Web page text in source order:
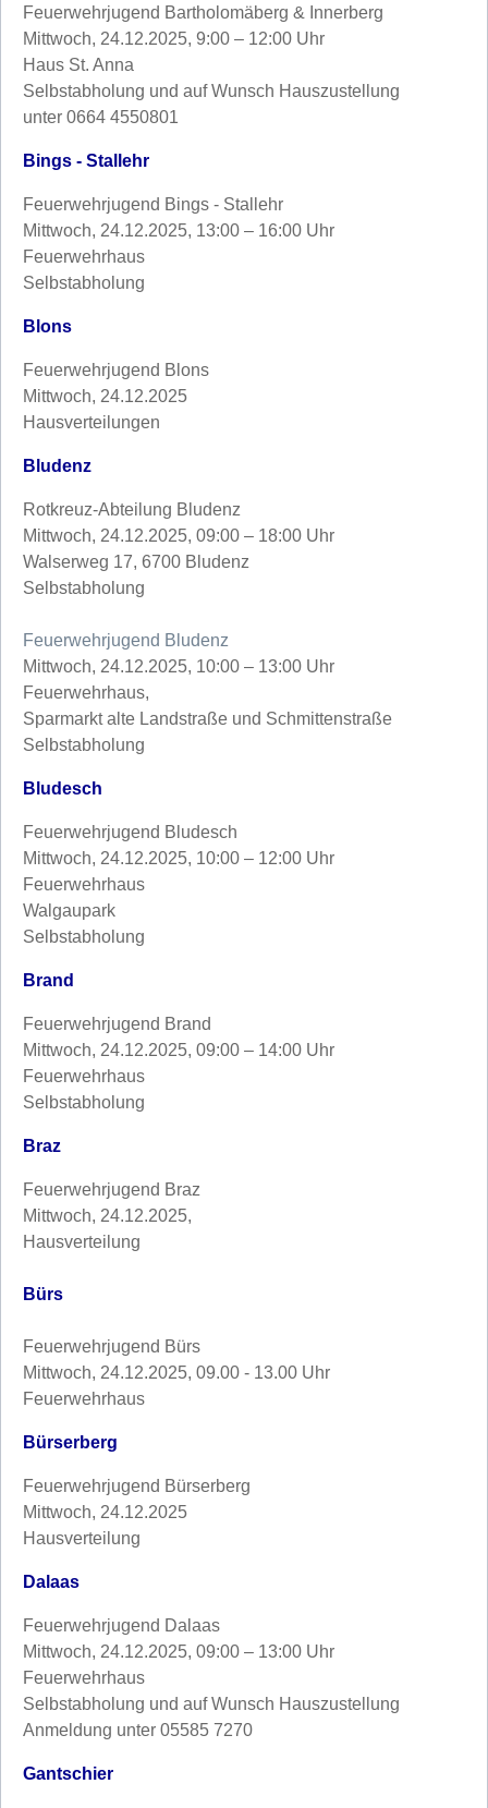
Feuerwehrjugend Bartholomäberg & Innerberg
Mittwoch, 24.12.2025, 9:00 – 12:00 Uhr
Haus St. Anna
Selbstabholung und auf Wunsch Hauszustellung
unter 0664 4550801
Bings - Stallehr
Feuerwehrjugend Bings - Stallehr
Mittwoch, 24.12.2025, 13:00 – 16:00 Uhr
Feuerwehrhaus
Selbstabholung
Blons
Feuerwehrjugend Blons
Mittwoch, 24.12.2025
Hausverteilungen
Bludenz
Rotkreuz-Abteilung Bludenz
Mittwoch, 24.12.2025, 09:00 – 18:00 Uhr
Walserweg 17, 6700 Bludenz
Selbstabholung
Feuerwehrjugend Bludenz
Mittwoch, 24.12.2025, 10:00 – 13:00 Uhr
Feuerwehrhaus,
Sparmarkt alte Landstraße und Schmittenstraße
Selbstabholung
Bludesch
Feuerwehrjugend Bludesch
Mittwoch, 24.12.2025, 10:00 – 12:00 Uhr
Feuerwehrhaus
Walgaupark
Selbstabholung
Brand
Feuerwehrjugend Brand
Mittwoch, 24.12.2025, 09:00 – 14:00 Uhr
Feuerwehrhaus
Selbstabholung
Braz
Feuerwehrjugend Braz
Mittwoch, 24.12.2025,
Hausverteilung
Bürs
Feuerwehrjugend Bürs
Mittwoch, 24.12.2025, 09.00 - 13.00 Uhr
Feuerwehrhaus
Bürserberg
Feuerwehrjugend Bürserberg
Mittwoch, 24.12.2025
Hausverteilung
Dalaas
Feuerwehrjugend Dalaas
Mittwoch, 24.12.2025, 09:00 – 13:00 Uhr
Feuerwehrhaus
Selbstabholung und auf Wunsch Hauszustellung
Anmeldung unter 05585 7270
Gantschier